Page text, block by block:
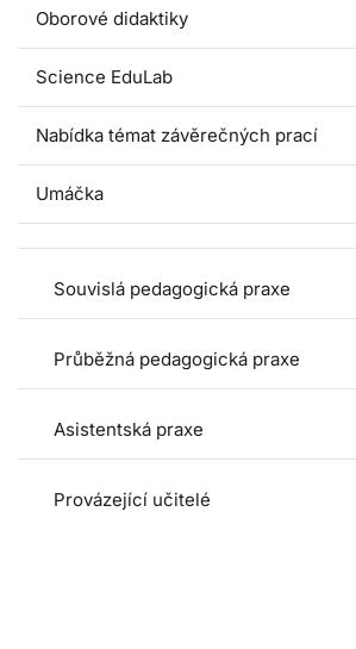
Oborové didaktiky
Science EduLab
Nabídka témat závěrečných prací
Umáčka
Souvislá pedagogická praxe
Průběžná pedagogická praxe
Asistentská praxe
Provázející učitelé